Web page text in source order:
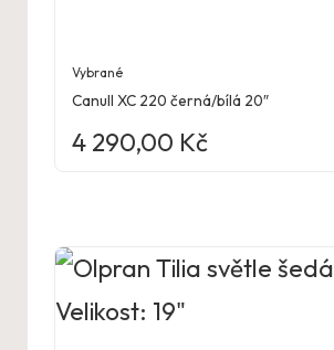
Vybrané
Canull XC 220 černá/bílá 20″
4 290,00 Kč